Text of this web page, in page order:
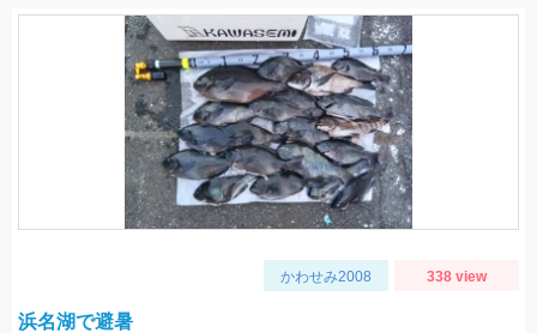
かわせみ2008 338 view
浜名湖で避暑